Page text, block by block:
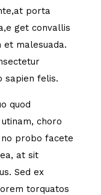
porta
get convallis
et malesuada.
sapien felis.
quod
choro
probo facete
at sit
Sed ex
torquatos